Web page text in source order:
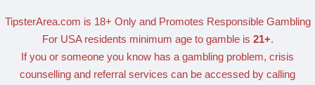
TipsterArea.com is 18+ Only and Promotes Responsible Gambling
For USA residents minimum age to gamble is 21+.
If you or someone you know has a gambling problem, crisis
counselling and referral services can be accessed by calling